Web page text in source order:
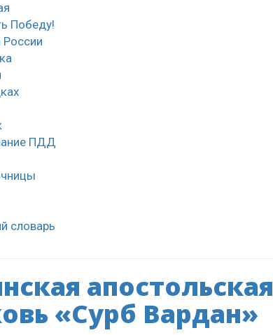
Победу!
ПДД
словарь
апостольская
«Сурб Вардан»